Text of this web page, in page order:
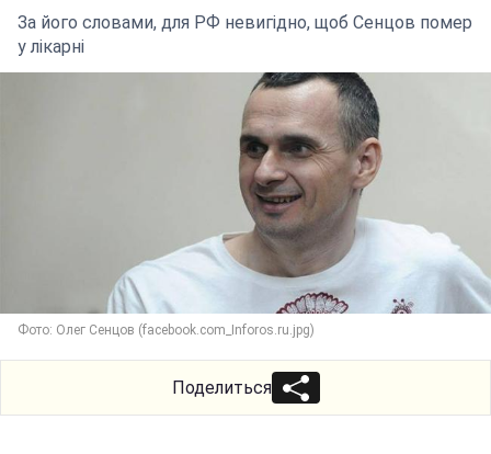
За його словами, для РФ невигідно, щоб Сенцов помер
у лікарні
Фото: Олег Сенцов (facebook.com_Inforos.ru.jpg)
Поделиться